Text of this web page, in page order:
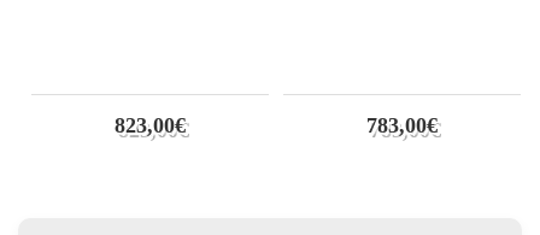
823,00€ 783,00€